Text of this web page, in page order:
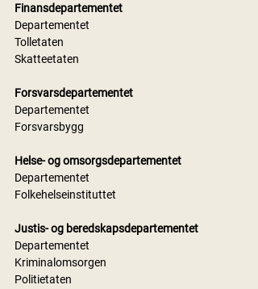
Finansdepartementet
Departementet
Tolletaten
Skatteetaten
Forsvarsdepartementet
Departementet
Forsvarsbygg
Helse- og omsorgsdepartementet
Departementet
Folkehelseinstituttet
Justis- og beredskapsdepartementet
Departementet
Kriminalomsorgen
Politietaten